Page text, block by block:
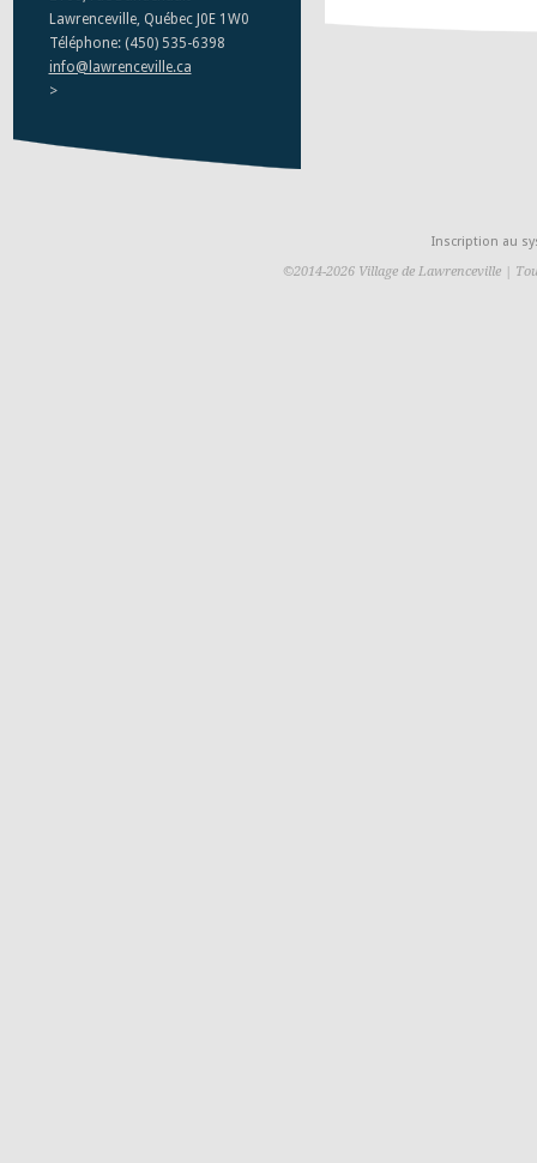
Lawrenceville, Québec J0E 1W0
Téléphone: (450) 535-6398
info@lawrenceville.ca
>
Inscription au
©2014-2026 Village de Lawrenceville |